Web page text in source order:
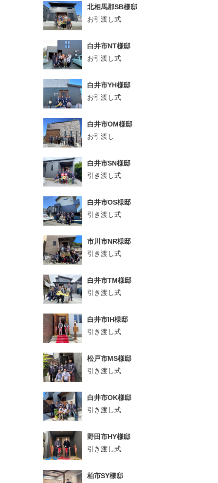
北相馬郡SB様邸
お引渡し式
白井市NT様邸
お引渡し式
白井市YH様邸
お引渡し式
白井市OM様邸
お引渡し
白井市SN様邸
引き渡し式
白井市OS様邸
引き渡し式
市川市NR様邸
引き渡し式
白井市TM様邸
引き渡し式
白井市IH様邸
引き渡し式
松戸市MS様邸
引き渡し式
白井市OK様邸
引き渡し式
野田市HY様邸
引き渡し式
柏市SY様邸